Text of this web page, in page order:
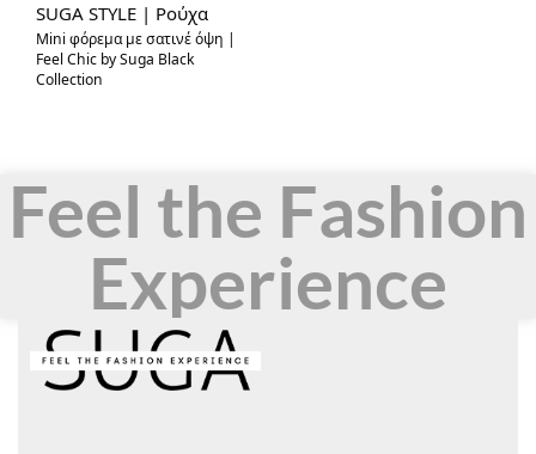
SUGA STYLE | Ρούχα
Mini φόρεμα με σατινέ όψη |
Feel Chic by Suga Black
Collection
Feel the Fashion
Experience